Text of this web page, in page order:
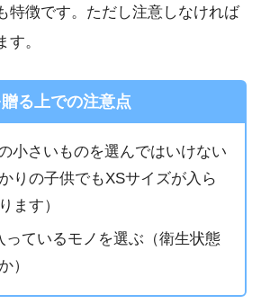
特徴です。ただし注意しなければ
。
る上での注意点
小さいものを選んではいけない
りの子供でもXSサイズが入ら
ます）
っているモノを選ぶ（衛生状態
）